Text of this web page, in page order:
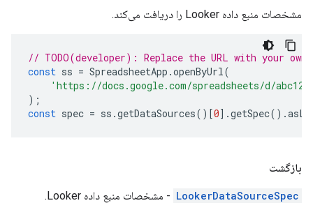
مشخصات منبع داده Looker را دریافت می‌کند.
// TODO(developer): Replace the URL with your own.
const ss = SpreadsheetApp .openByUrl(
'https://docs.google.com/spreadsheets/d/
);
const spec = ss .getDataSources()[0].getSpec().
بازگشت
LookerDataSourceSpec - مشخصات منبع داده Looker.